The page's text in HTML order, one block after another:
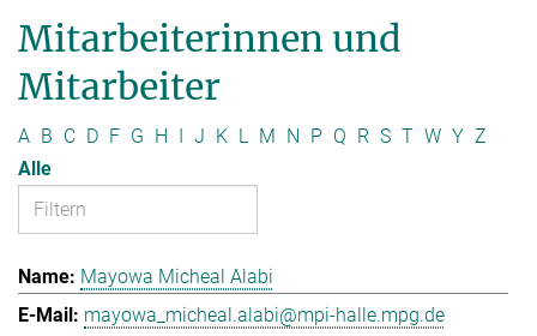
Mitarbeiterinnen und
Mitarbeiter
A B C D F G H I J K L M N P Q R S T W Y Z
Alle
Mayowa Micheal Alabi
mayowa_micheal.alabi@mpi-halle.mpg.de